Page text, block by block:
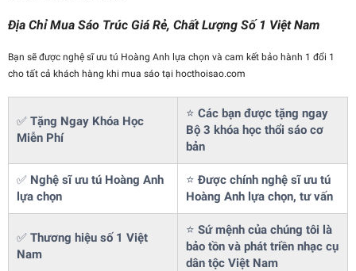
Địa Chỉ Mua Sáo Trúc Giá Rẻ, Chất Lượng Số 1 Việt Nam
Bạn sẽ được nghệ sĩ ưu tú Hoàng Anh lựa chọn và cam kết bảo hành 1 đổi 1
cho tất cả khách hàng khi mua sáo tại hocthoisao.com
✅ Tặng Ngay Khóa Học
Miễn Phí
⭐ Các bạn được tặng ngay
Bộ 3 khóa học thổi sáo cơ
bản
✅ Nghệ sĩ ưu tú Hoàng Anh
lựa chọn
⭐ Được chính nghệ sĩ ưu tú
Hoàng Anh lựa chọn, tư vấn
✅ Thương hiệu số 1 Việt
Nam
⭐ Sứ mệnh của chúng tôi là
bảo tồn và phát triền nhạc cụ
dân tộc Việt Nam